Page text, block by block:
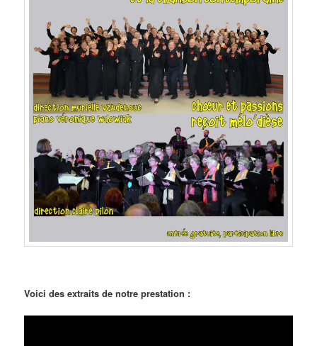
Voici des extraits de notre prestation :